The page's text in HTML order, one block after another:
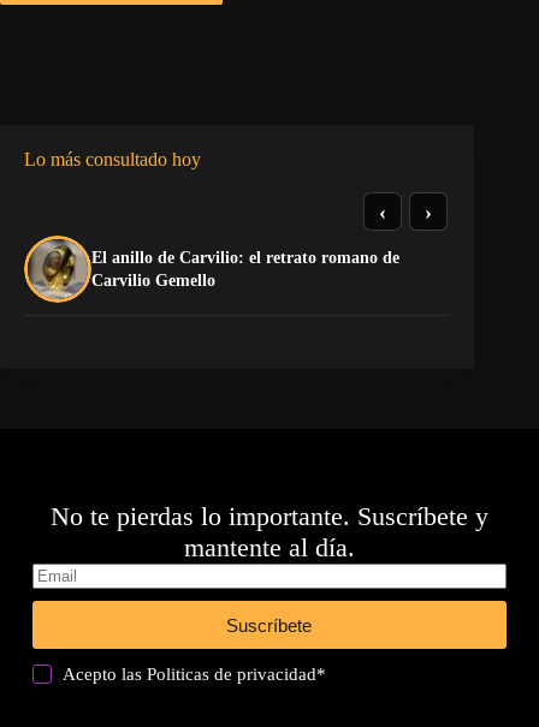
Lo más consultado hoy
El anillo de Carvilio: el retrato romano de
Carvilio Gemello
‹ ›
No te pierdas lo importante. Suscríbete y
mantente al día.
Suscríbete
Acepto lasPoliticas de privacidad*